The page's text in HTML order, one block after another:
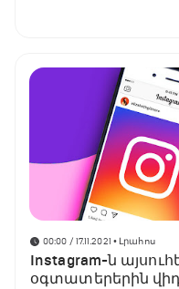
00:00 / 17.11.2021 • Լրահոս
Instagram-ն
օգտատերերին